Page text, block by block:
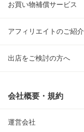
お買い物補償サービス
アフィリエイトのご紹介
出店をご検討の方へ
会社概要・規約
運営会社